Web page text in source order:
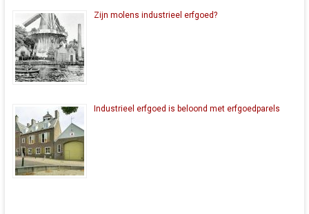
Zijn molens industrieel erfgoed?
Industrieel erfgoed is beloond met erfgoedparels